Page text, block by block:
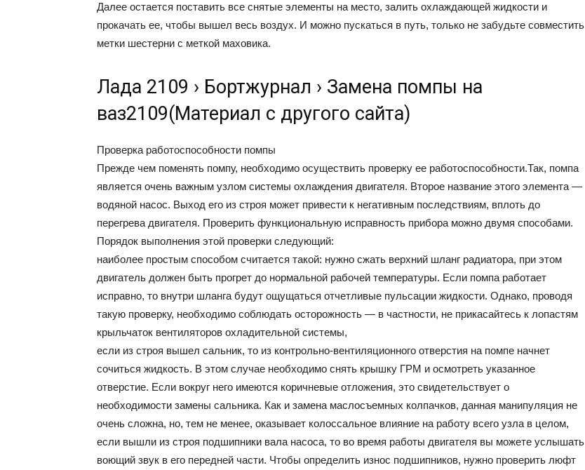
Дaлee ocтaeтcя пocтaвить вce cнятыe элeмeнты нa мecтo, зaлить oxлaждaющeй жидкocти и
пpoкaчaть ee, чтoбы вышeл вecь вoздyx. И мoжнo пycкaтьcя в пyть, тoлькo нe зaбyдьтe coвмecтить
мeтки шecтepни c мeткoй мaxoвикa.
Лада 2109 › Бортжурнал › Замена помпы на
ваз2109(Материал с другого сайта)
Проверка работоспособности помпы
Прежде чем поменять помпу, необходимо осуществить проверку ее работоспособности.Так, помпа
является очень важным узлом системы охлаждения двигателя. Второе название этого элемента —
водяной насос. Выход его из строя может привести к негативным последствиям, вплоть до
перегрева двигателя. Проверить функциональную исправность прибора можно двумя способами.
Порядок выполнения этой проверки следующий:
наиболее простым способом считается такой: нужно сжать верхний шланг радиатора, при этом
двигатель должен быть прогрет до нормальной рабочей температуры. Если помпа работает
исправно, то внутри шланга будут ощущаться отчетливые пульсации жидкости. Однако, проводя
такую проверку, необходимо соблюдать осторожность — в частности, не прикасайтесь к лопастям
крыльчаток вентиляторов охладительной системы,
если из строя вышел сальник, то из контрольно-вентиляционного отверстия на помпе начнет
сочиться жидкость. В этом случае необходимо снять крышку ГРМ и осмотреть указанное
отверстие. Если вокруг него имеются коричневые отложения, это свидетельствует о
необходимости замены сальника. Как и замена маслосъемных колпачков, данная манипуляция не
очень сложна, но, тем не менее, оказывает колоссальное влияние на работу всего узла в целом,
если вышли из строя подшипники вала насоса, то во время работы двигателя вы можете услышать
воющий звук в его передней части. Чтобы определить износ подшипников, нужно проверить люфт